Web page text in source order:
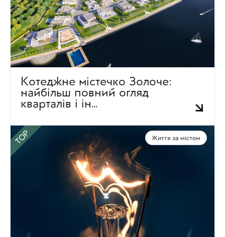
Котеджне містечко Золоче:
найбільш повний огляд
кварталів і ін…
TOP Життя за містом